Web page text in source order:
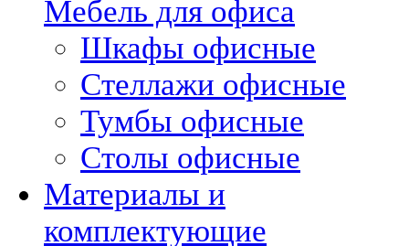
Мебель для офиса
Шкафы офисные
Стеллажи офисные
Тумбы офисные
Столы офисные
Материалы и
комплектующие